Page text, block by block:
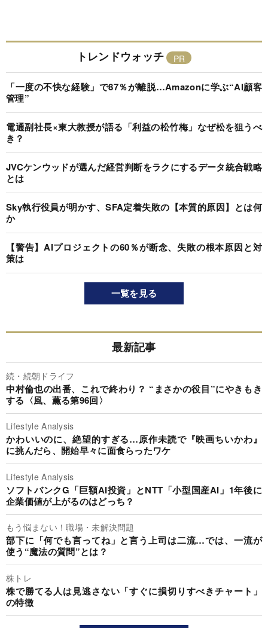
トレンドウォッチ
「一度の不快な経験」で87％が離脱…Amazonに学ぶ“AI顧客
管理”
電通副社長×東大教授が語る「利益の松竹梅」なぜ松を狙うべ
き？
JVCケンウッドが選んだ経営判断をラクにするデータ統合戦略
とは
Sky執行役員が明かす、SFA定着失敗の【本質的原因】とは何
か
【警告】AIプロジェクトの60％が断念、失敗の根本原因と対
策は
一覧を見る
最新記事
続・続朝ドライフ
中村倫也の出番、これで終わり？ “まさかの役目”にやきもき
する〈風、薫る第96回〉
Lifestyle Analysis
かわいいのに、絶望的すぎる…原作未読で『映画ちいかわ』
に挑んだら、開始早々に面食らったワケ
Lifestyle Analysis
ソフトバンクG「巨額AI投資」とNTT「小型国産AI」1年後に
企業価値が上がるのはどっち？
もう悩まない！職場・未解決問題
部下に「何でも言ってね」と言う上司は二流…では、一流が
使う“魔法の質問”とは？
株トレ
株で勝てる人は見逃さない「すぐに損切りすべきチャート」
の特徴